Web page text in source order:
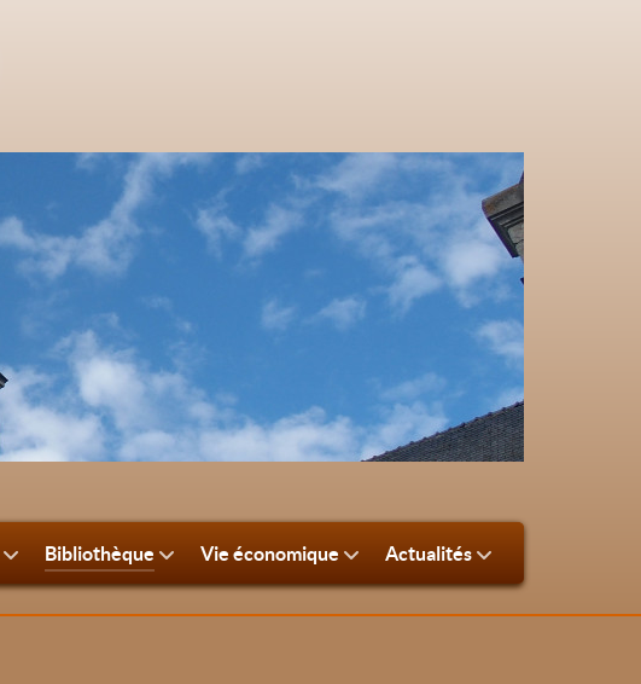
Bibliothèque Vie économique Actualités